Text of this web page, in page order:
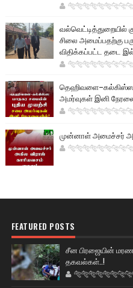
வல்வெட்டித்துறையில்
சிலை அமைப்பதற்கு
விதிக்கப்பட்ட தடை
தெஹிவளை–கல்கிஸ்ஸ
அமர்வுகள் இனி
முன்னாள் அமைச்சர்
FEATURED POSTS
சீன பிரஜையின்
தகவல்கள்..!